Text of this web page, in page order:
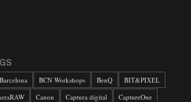
Barcelona BCN Workshops BenQ
BIT&PIXEL
Canon Captura digital
CaptureOne